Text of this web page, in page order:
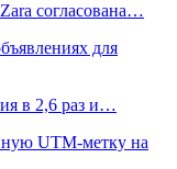
согласована…
для
в 2,6 раз и…
UTM-метку на